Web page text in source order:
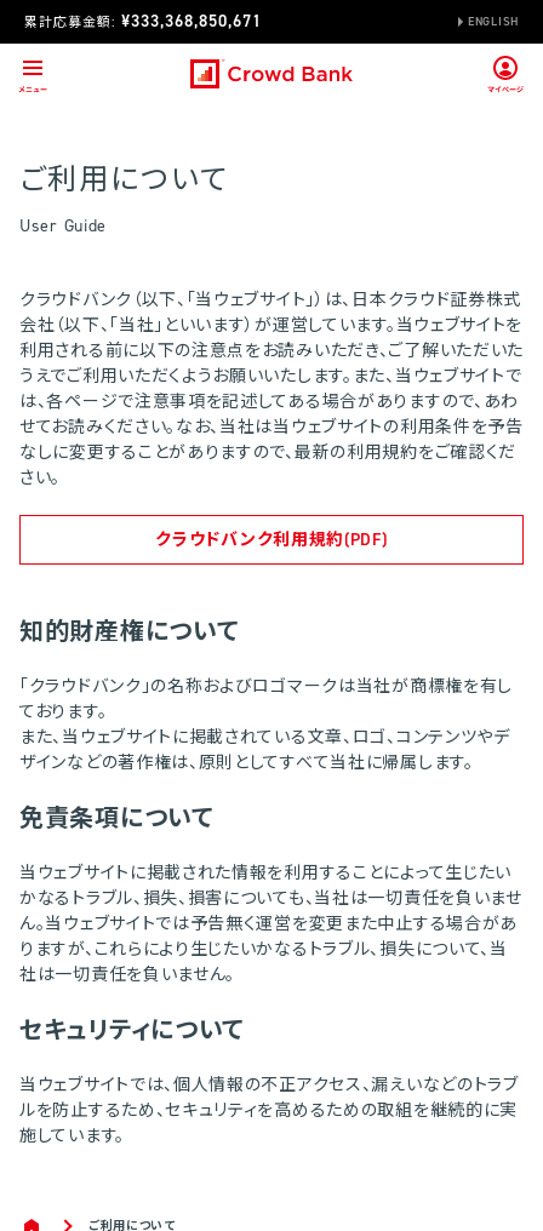
累計応募金額: ¥333,368,850,671 ENGLISH
ご利用について
User Guide
クラウドバンク（以下、「当ウェブサイト」）は、日本クラウド証券株式
会社（以下、「当社」といいます）が運営しています。当ウェブサイトを
利用される前に以下の注意点をお読みいただき、ご了解いただいた
うえでご利用いただくようお願いいたします。また、当ウェブサイトで
は、各ページで注意事項を記述してある場合がありますので、あわ
せてお読みください。なお、当社は当ウェブサイトの利用条件を予告
なしに変更することがありますので、最新の利用規約をご確認くだ
さい。
クラウドバンク利用規約(PDF)
知的財産権について
「クラウドバンク」の名称およびロゴマークは当社が商標権を有し
ております。
また、当ウェブサイトに掲載されている文章、ロゴ、コンテンツやデ
ザインなどの著作権は、原則としてすべて当社に帰属します。
免責条項について
当ウェブサイトに掲載された情報を利用することによって生じたい
かなるトラブル、損失、損害についても、当社は一切責任を負いませ
ん。当ウェブサイトでは予告無く運営を変更また中止する場合があ
りますが、これらにより生じたいかなるトラブル、損失について、当
社は一切責任を負いません。
セキュリティについて
当ウェブサイトでは、個人情報の不正アクセス、漏えいなどのトラブ
ルを防止するため、セキュリティを高めるための取組を継続的に実
施しています。
ご利用について